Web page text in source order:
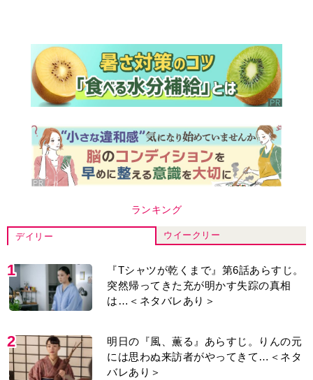
ランキング
デイリー ウイークリー
1
『Tシャツが乾くまで』第6話あらすじ。
突然帰ってきた充が明かす失踪の真相
は…＜ネタバレあり＞
2
明日の『風、薫る』あらすじ。りんの元
には思わぬ来訪者がやってきて…＜ネタ
バレあり＞